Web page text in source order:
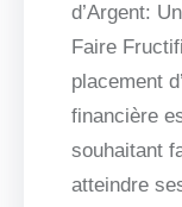
d’Argent:
Faire
placement
financière
souhaitant
atteindre